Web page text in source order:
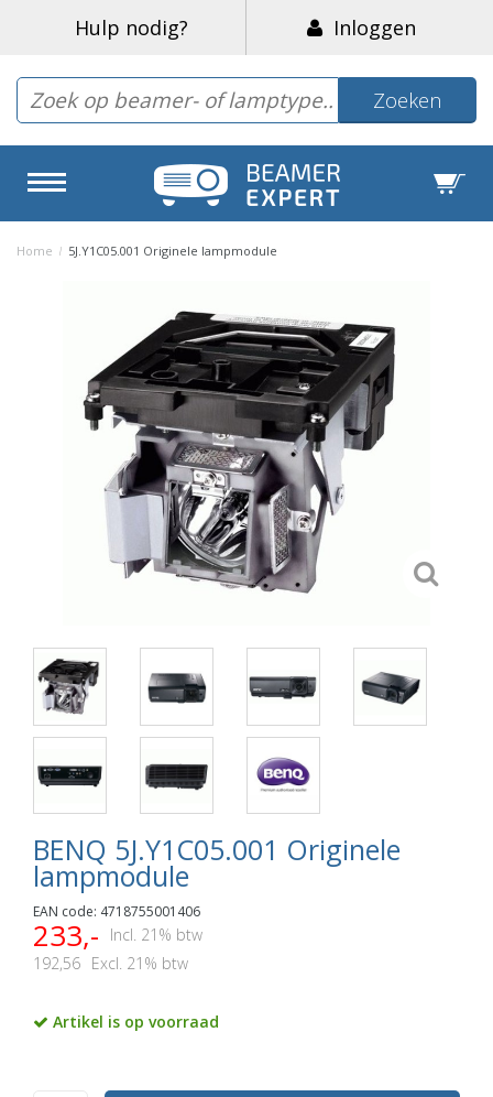
Hulp nodig? Inloggen
Zoeken
Home / 5J.Y1C05.001 Originele lampmodule
BENQ 5J.Y1C05.001 Originele
lampmodule
EAN code: 4718755001406
233,-
Incl. 21% btw
192,56 Excl. 21% btw
Artikel is op voorraad